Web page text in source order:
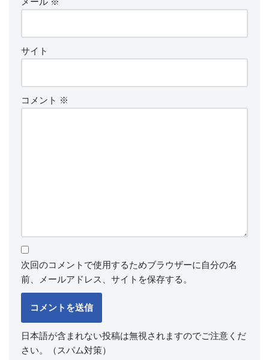
サイト
コメント ※
次回のコメントで使用するためブラウザーに自分の名
前、メールアドレス、サイトを保存する。
日本語が含まれない投稿は無視されますのでご注意くだ
さい。（スパム対策）